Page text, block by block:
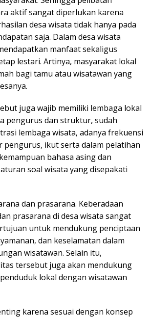
aktif sangat diperlukan karena
desa wisata tidak hanya pada
saja. Dalam desa wisata
manfaat sekaligus
lestari. Artinya, masyarakat lokal
bagi tamu atau wisatawan yang
juga wajib memiliki lembaga lokal
pengurus dan struktur, sudah
lembaga wisata, adanya frekuensi
pengurus, ikut serta dalam pelatihan
bahasa asing dan
soal wisata yang disepakati
dan prasarana. Keberadaan
prasarana di desa wisata sangat
untuk mendukung penciptaan
dan keselamatan dalam
wisatawan. Selain itu,
tersebut juga akan mendukung
lokal dengan wisatawan
karena sesuai dengan konsep